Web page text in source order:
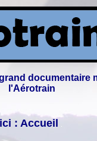
documentaire
l'Aérotrain
: Accueil